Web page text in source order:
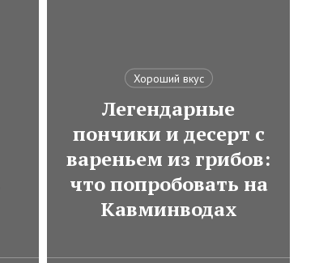
Хороший вкус
Легендарные
пончики и десерт с
вареньем из грибов:
что попробовать на
Кавминводах